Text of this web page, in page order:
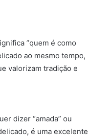
“quem é como
ao mesmo tempo,
valorizam tradição e
dizer “amada” ou
é uma excelente